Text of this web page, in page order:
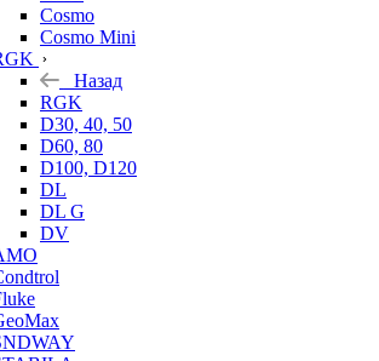
Cosmo
Cosmo Mini
Назад
RGK
D30, 40, 50
D60, 80
D100, D120
DL
DL G
DV